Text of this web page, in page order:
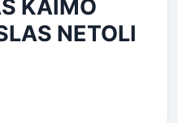
KAIMO
NETOLI